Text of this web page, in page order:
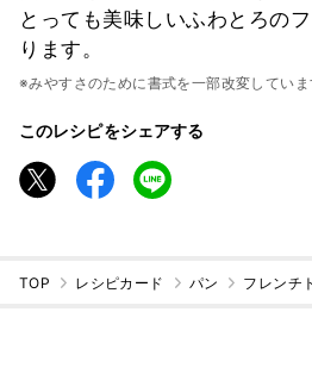
とっても美味しいふわとろの
ります。
※みやすさのために書式を一部改変していま
このレシピをシェアする
TOP レシピカード パン